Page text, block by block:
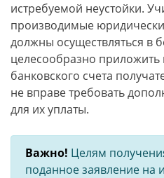
истребуемой неустойки.
производимые
должны осуществляться в
целесообразно приложить
банковского счета
не вправе требовать
для их уплаты.
Важно! Целям
поданное заявление на